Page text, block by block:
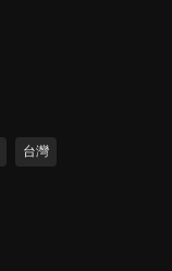
台灣